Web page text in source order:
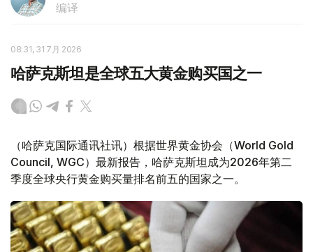
编译
08:31, 31 7月 2026
哈萨克斯坦是全球五大黄金购买国之一
（哈萨克国际通讯社讯）根据世界黄金协会（World Gold
Council, WGC）最新报告，哈萨克斯坦成为2026年第二
季度全球央行黄金购买量排名前五的国家之一。